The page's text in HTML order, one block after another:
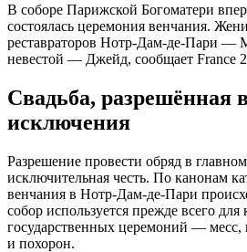
В соборе Парижской Богоматери
состоялась церемония венчания.
реставраторов Нотр-Дам-де-Пари —
невестой — Джейд, сообщает France
Свадьба, разрешённая
исключения
Разрешение провести обряд в
исключительная честь. По канонам
венчания в Нотр-Дам-де-Пари
собор используется прежде всего
государственных церемоний —
и похорон.